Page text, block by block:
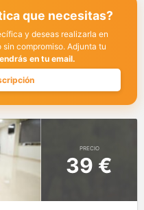
que necesitas?
y deseas realizarla en
compromiso. Adjunta tu
en tu email.
PRECIO
39 €